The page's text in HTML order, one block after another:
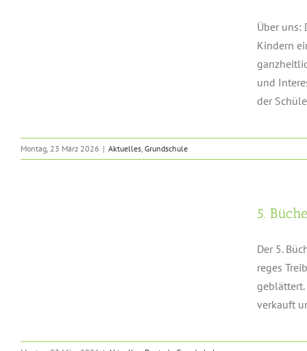
Über uns:
Kindern
und
der
Montag, 23 März 2026 | Aktuelles, Grundschule
5.
Der 5.
reges
verkauft